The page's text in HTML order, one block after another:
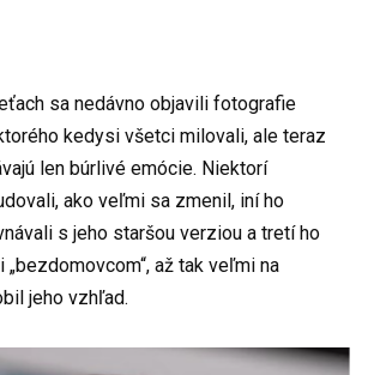
sa nedávno objavili fotografie
kedysi všetci milovali, ale teraz
len búrlivé emócie. Niektorí
ako veľmi sa zmenil, iní ho
s jeho staršou verziou a tretí ho
až tak veľmi na
jeho vzhľad.